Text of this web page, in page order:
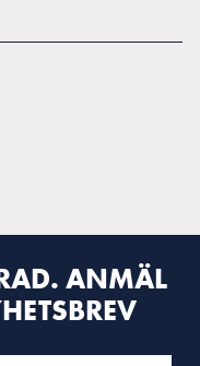
ANMÄL